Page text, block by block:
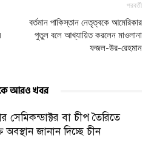
পরবর্তী
বর্তমান পাকিস্তান নেতৃত্বকে আমেরিকার
পুতুল বলে আখ্যায়িত করলেন মাওলানা
ফজল-উর-রেহমান
আরও খবর
সেমিকন্ডাক্টর বা চীপ তৈরিতে
অবস্থান জানান দিচ্ছে চীন